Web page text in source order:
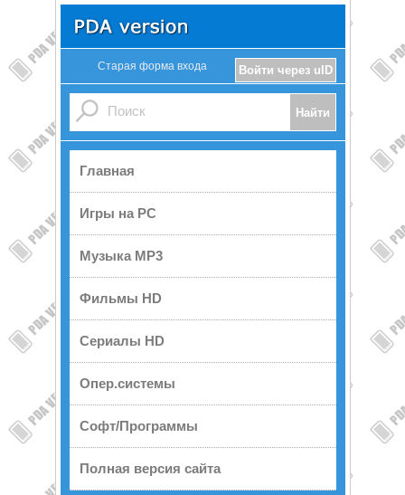
Войти через uID
Старая форма входа
Главная
Игры на PC
Музыка MP3
Фильмы HD
Сериалы HD
Опер.системы
Софт/Программы
Полная версия сайта